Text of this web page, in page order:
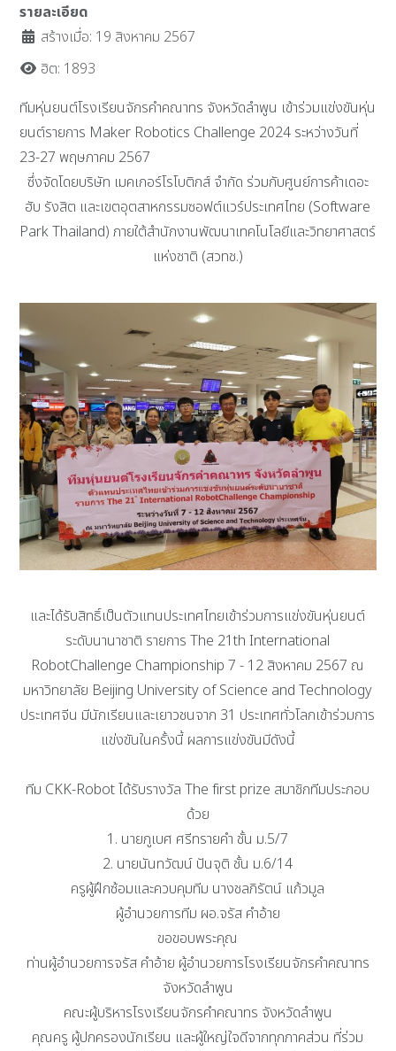
รายละเอียด
สร้างเมื่อ: 19 สิงหาคม 2567
ฮิต: 1893
ทีมหุ่นยนต์โรงเรียนจักรคำคณาทร จังหวัดลำพูน เข้าร่วมแข่งขันหุ่น
ยนต์รายการ Maker Robotics Challenge 2024 ระหว่างวันที่
23-27 พฤษภาคม 2567
ซึ่งจัดโดยบริษัท เมคเกอร์โรโบติกส์ จำกัด ร่วมกับศูนย์การค้าเดอะ
ฮับ รังสิต และเขตอุตสาหกรรมซอฟต์แวร์ประเทศไทย (Software
Park Thailand) ภายใต้สำนักงานพัฒนาเทคโนโลยีและวิทยาศาสตร์
แห่งชาติ (สวทช.)
และได้รับสิทธิ์เป็นตัวแทนประเทศไทยเข้าร่วมการแข่งขันหุ่นยนต์
ระดับนานาชาติ รายการ The 21th International
RobotChallenge Championship 7 - 12 สิงหาคม 2567 ณ
มหาวิทยาลัย Beijing University of Science and Technology
ประเทศจีน มีนักเรียนและเยาวชนจาก 31 ประเทศทั่วโลกเข้าร่วมการ
แข่งขันในครั้งนี้ ผลการแข่งขันมีดังนี้
ทีม CKK-Robot ได้รับรางวัล The first prize สมาชิกทีมประกอบ
ด้วย
1. นายภูเบศ ศรีทรายคำ ชั้น ม.5/7
2. นายนันทวัฒน์ ปันจุติ ชั้น ม.6/14
ครูผู้ฝึกซ้อมและควบคุมทีม นางชลภิรัตน์ แก้วมูล
ผู้อำนวยการทีม ผอ.จรัส คำอ้าย
ขอขอบพระคุณ
ท่านผู้อำนวยการจรัส คำอ้าย ผู้อำนวยการโรงเรียนจักรคำคณาทร
จังหวัดลำพูน
คณะผู้บริหารโรงเรียนจักรคำคณาทร จังหวัดลำพูน
คุณครู ผู้ปกครองนักเรียน และผู้ใหญ่ใจดีจากทุกภาคส่วน ที่ร่วม